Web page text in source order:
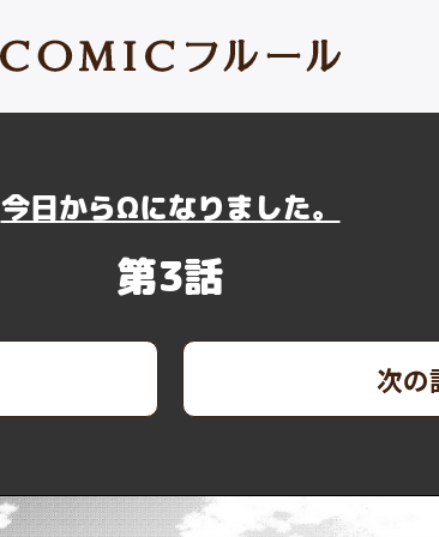
今日からΩになりました。
第3話
次の